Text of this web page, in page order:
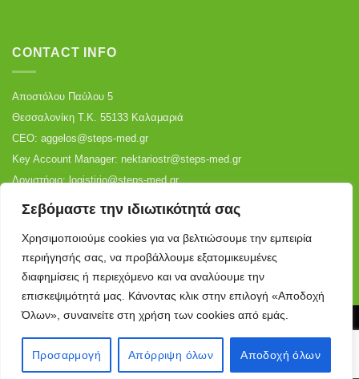
Σεβόμαστε την ιδιωτικότητά σας
Χρησιμοποιούμε cookies για να βελτιώσουμε την εμπειρία
περιήγησής σας, να προβάλλουμε εξατομικευμένες
διαφημίσεις ή περιεχόμενο και να αναλύουμε την
επισκεψιμότητά μας. Κάνοντας κλικ στην επιλογή «Αποδοχή
Όλων», συναινείτε στη χρήση των cookies από εμάς.
Προσαρμογή Απόρριψη όλων Αποδοχή όλων
CONTACT INFO
Αποστόλου Παύλου 5
Θεσσαλονίκη Τ.Κ. 55133 Καλαμαριά
CEO: aggelos@steps-med.gr
Key Account Manager: nektariostr@steps-med.gr
Λογιστήριο:logistirio@steps-med.gr
Αποθήκη:
warehouse@steps-med.gr
+30 2310 699 887 +30 2316 006 530
Copyright 2026 ©steps-med.gr